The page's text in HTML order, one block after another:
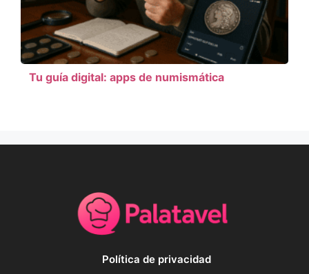
Tu guía digital: apps de numismática
Política de privacidad